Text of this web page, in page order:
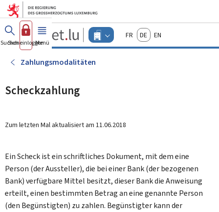
Zum Hauptmenü
Zum Inhalt
Guichet.lu
Changer
d'espace
FrançaisDeutschEnglish
Suchen
Sich einloggen
Menü Haupt-
Zahlungsmodalitäten
Scheckzahlung
Zum letzten Mal aktualisiert am 11.06.2018
Ein Scheck ist ein schriftliches Dokument, mit dem eine
Person (der Aussteller), die bei einer Bank (der bezogenen
Bank) verfügbare Mittel besitzt, dieser Bank die Anweisung
erteilt, einen bestimmten Betrag an eine genannte Person
(den Begünstigten) zu zahlen. Begünstigter kann der